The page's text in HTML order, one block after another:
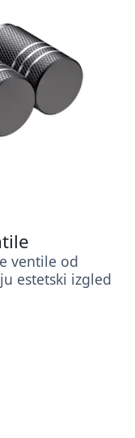
ventile od
estetski izgled